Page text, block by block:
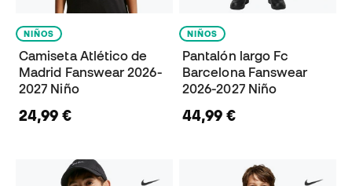
NIÑOS
Camiseta Atlético de
Madrid Fanswear 2026-
2027 Niño
24,99 €
NIÑOS
Pantalón largo Fc
Barcelona Fanswear
2026-2027 Niño
44,99 €